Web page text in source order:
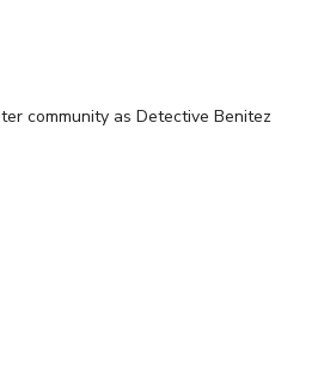
community as Detective Benitez